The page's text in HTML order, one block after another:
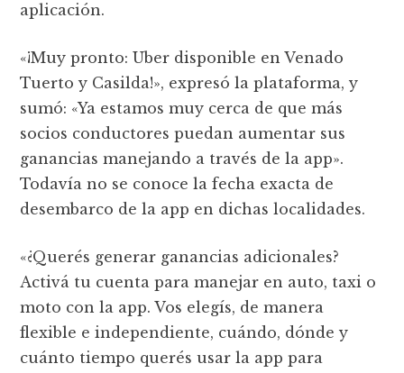
aplicación.
«¡Muy pronto: Uber disponible en Venado
Tuerto y Casilda!», expresó la plataforma, y
sumó: «Ya estamos muy cerca de que más
socios conductores puedan aumentar sus
ganancias manejando a través de la app».
Todavía no se conoce la fecha exacta de
desembarco de la app en dichas localidades.
«¿Querés generar ganancias adicionales?
Activá tu cuenta para manejar en auto, taxi o
moto con la app. Vos elegís, de manera
flexible e independiente, cuándo, dónde y
cuánto tiempo querés usar la app para